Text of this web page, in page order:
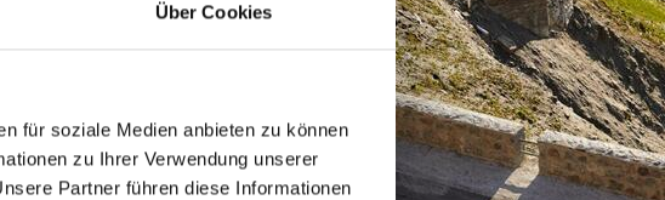
Über Cookies
für soziale Medien anbieten zu können
zu Ihrer Verwendung unserer
Partner führen diese Informationen